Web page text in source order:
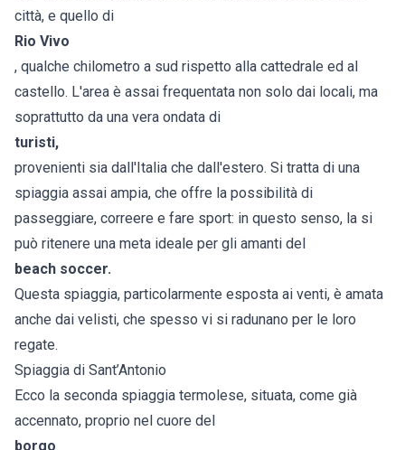
città, e quello di
Rio Vivo
, qualche chilometro a sud rispetto alla cattedrale ed al
castello. L'area è assai frequentata non solo dai locali, ma
soprattutto da una vera ondata di
turisti,
provenienti sia dall'Italia che dall'estero. Si tratta di una
spiaggia assai ampia, che offre la possibilità di
passeggiare, correere e fare sport: in questo senso, la si
può ritenere una meta ideale per gli amanti del
beach soccer.
Questa spiaggia, particolarmente esposta ai venti, è amata
anche dai velisti, che spesso vi si radunano per le loro
regate.
Spiaggia di Sant’Antonio
Ecco la seconda spiaggia termolese, situata, come già
accennato, proprio nel cuore del
borgo